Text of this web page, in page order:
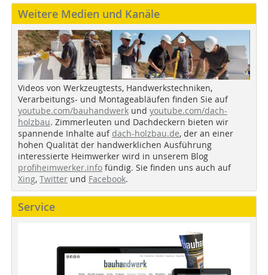
Weitere Medien und Kanäle
Videos von Werkzeugtests, Handwerkstechniken,
Verarbeitungs- und Montageabläufen finden Sie auf
youtube.com/bauhandwerk und youtube.com/dach-
holzbau. Zimmerleuten und Dachdeckern bieten wir
spannende Inhalte auf dach-holzbau.de, der an einer
hohen Qualität der handwerklichen Ausführung
interessierte Heimwerker wird in unserem Blog
profiheimwerker.info fündig. Sie finden uns auch auf
Xing, Twitter und Facebook.
Service